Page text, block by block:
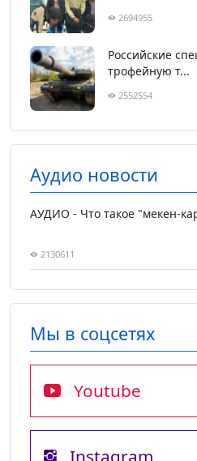
2694955
Российские
трофейную т...
2552554
Аудио новости
АУДИО - Что такое "мекен-
2130611
Мы в соцсетях
Youtube
Instagram